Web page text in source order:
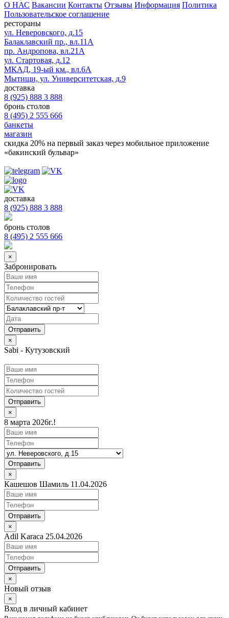
О НАС Вакансии Контакты Отзывы Информация Политика
Пользовательское соглашение
рестораны
ул. Неверовского, д.15
Балаклавский пр., вл.11А
пр. Андропова, вл.21А
ул. Стартовая, д.12
МКАД, 19-ый км., вл.6А
Мытищи, ул. Университетская, д.9
доставка
8 (925) 888 3 888
бронь столов
8 (495) 2 555 666
банкеты
магазин
скидка 20% на первый заказ через мобильное приложение
«бакинский бульвар»
доставка
8 (925) 888 3 888
бронь столов
8 (495) 2 555 666
×
Забронировать
×
Sabi - Кутузовский
Отправить
×
8 марта 2026г.!
Отправить
×
Кашешов Шамиль 11.04.2026
Отправить
×
Adil Karaca 25.04.2026
Отправить
×
Новый отзыв
×
Вход в личный кабинет